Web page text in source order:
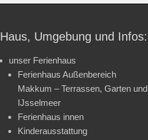
Haus, Umgebung und Infos:
unser Ferienhaus
Ferienhaus Außenbereich
Makkum – Terrassen, Garten und
IJsselmeer
Ferienhaus innen
Kinderausstattung